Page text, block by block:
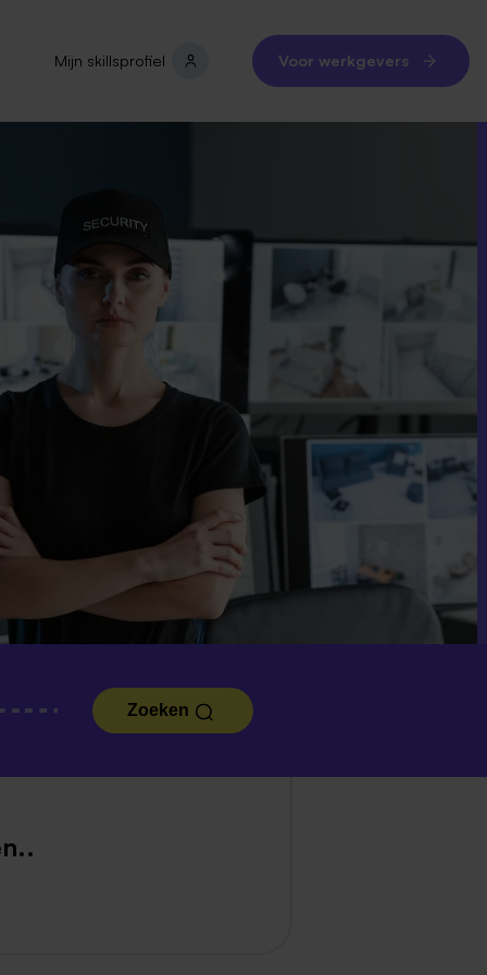
Mijn skillsprofiel Voor werkgevers
Zoeken